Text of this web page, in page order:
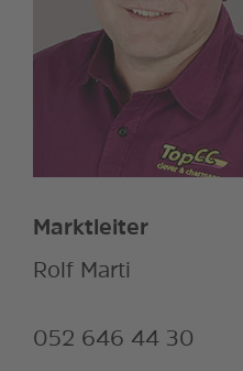
Marktleiter
Rolf Marti
052 646 44 30